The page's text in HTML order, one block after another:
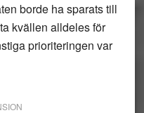
borde ha sparats till
kvällen alldeles för
prioriteringen var